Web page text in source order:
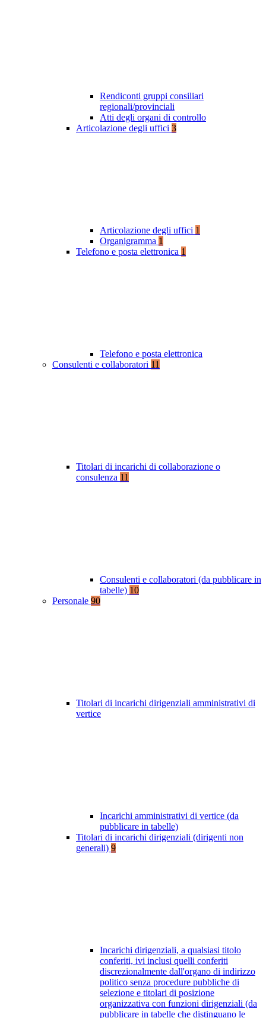
Rendiconti gruppi consiliari
regionali/provinciali
Atti degli organi di controllo
Articolazione degli uffici 3
Articolazione degli uffici 1
Organigramma 1
Telefono e posta elettronica 1
Telefono e posta elettronica
Consulenti e collaboratori 11
Titolari di incarichi di collaborazione o
consulenza 11
Consulenti e collaboratori (da pubblicare in
tabelle) 10
Personale 90
Titolari di incarichi dirigenziali amministrativi di
vertice
Incarichi amministrativi di vertice (da
pubblicare in tabelle)
Titolari di incarichi dirigenziali (dirigenti non
generali) 9
Incarichi dirigenziali, a qualsiasi titolo
conferiti, ivi inclusi quelli conferiti
discrezionalmente dall'organo di indirizzo
politico senza procedure pubbliche di
selezione e titolari di posizione
organizzativa con funzioni dirigenziali (da
pubblicare in tabelle che distinguano le